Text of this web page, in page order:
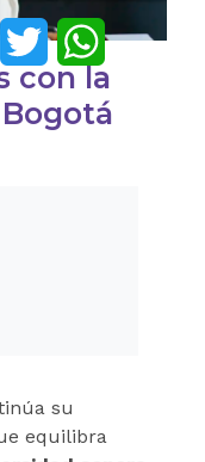
TwitterWhatsApp
con la
su
equilibra